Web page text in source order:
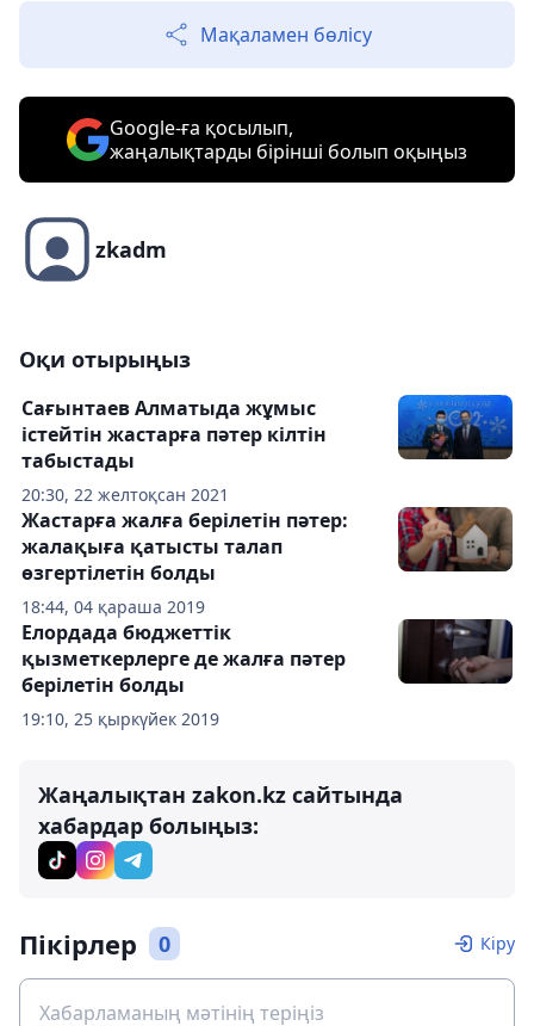
Мақаламен бөлісу
Google-ға қосылып,
жаңалықтарды бірінші болып оқыңыз
zkadm
Оқи отырыңыз
20:30, 22 желтоқсан 2021
Сағынтаев Алматыда жұмыс
істейтін жастарға пәтер кілтін
табыстады
18:44, 04 қараша 2019
Жастарға жалға берілетін пәтер:
жалақыға қатысты талап
өзгертілетін болды
19:10, 25 қыркүйек 2019
Елордада бюджеттік
қызметкерлерге де жалға пәтер
берілетін болды
Жаңалықтан zakon.kz сайтында
хабардар болыңыз:
Пікірлер 0 Кіру